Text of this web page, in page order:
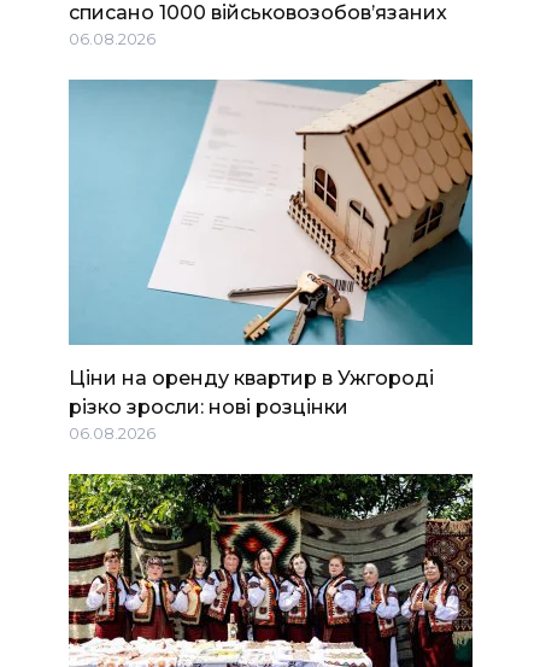
списано 1000 військовозобов’язаних
06.08.2026
Ціни на оренду квартир в Ужгороді
різко зросли: нові розцінки
06.08.2026